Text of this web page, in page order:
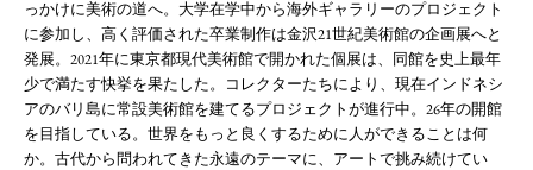
っかけに美術の道へ。大学在学中から海外ギャラリーのプロジェクト
に参加し、高く評価された卒業制作は金沢21世紀美術館の企画展へと
発展。2021年に東京都現代美術館で開かれた個展は、同館を史上最年
少で満たす快挙を果たした。コレクターたちにより、現在インドネシ
アのバリ島に常設美術館を建てるプロジェクトが進行中。26年の開館
を目指している。世界をもっと良くするために人ができることは何
か。古代から問われてきた永遠のテーマに、アートで挑み続けてい